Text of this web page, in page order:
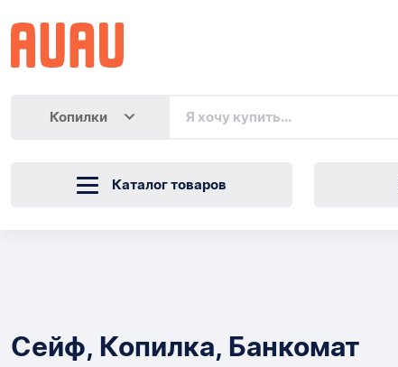
Копилки
Каталог товаров
для
Сейф, Копилка, Банкомат